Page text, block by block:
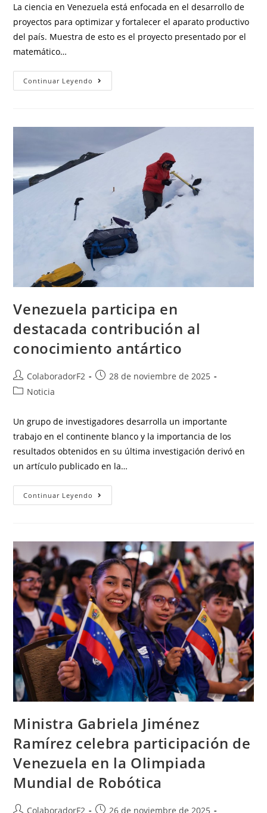
La ciencia en Venezuela está enfocada en el desarrollo de
proyectos para optimizar y fortalecer el aparato productivo
del país. Muestra de esto es el proyecto presentado por el
matemático…
Continuar Leyendo
Venezuela participa en
destacada contribución al
conocimiento antártico
ColaboradorF2
28 de noviembre de 2025
Noticia
Un grupo de investigadores desarrolla un importante
trabajo en el continente blanco y la importancia de los
resultados obtenidos en su última investigación derivó en
un artículo publicado en la…
Continuar Leyendo
Ministra Gabriela Jiménez
Ramírez celebra participación de
Venezuela en la Olimpiada
Mundial de Robótica
ColaboradorF2 26 de noviembre de 2025